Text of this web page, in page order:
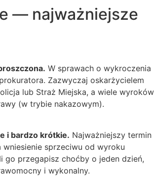
— najważniejsze
W sprawach o wykroczenia
Zazwyczaj oskarżycielem
lub Straż Miejska, a wiele wyroków
(w trybie nakazowym).
i bardzo krótkie. Najważniejszy termin
sprzeciwu od wyroku
go przegapisz choćby o jeden dzień,
i wykonalny.